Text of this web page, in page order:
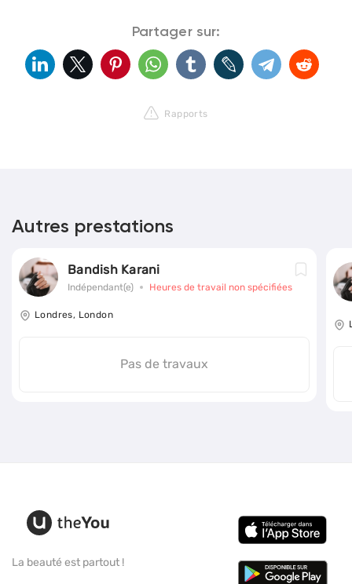
Partager sur:
Rapports
Autres prestations
Bandish Karani
Indépendant(e) Heures de travail non spécifiées
Londres, London
Pas de travaux
La beauté est partout !